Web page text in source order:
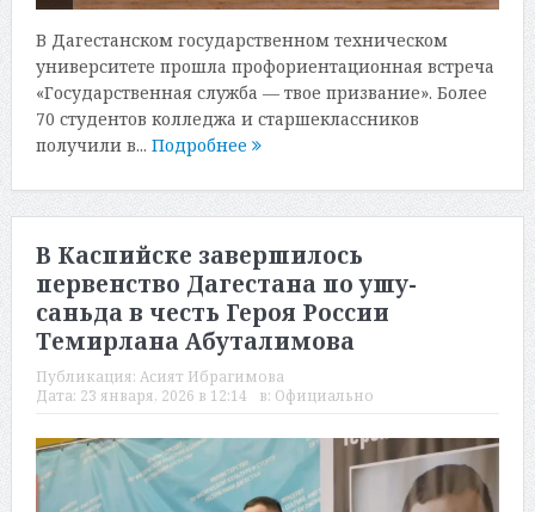
В Дагестанском государственном техническом
университете прошла профориентационная встреча
«Государственная служба — твое призвание». Более
70 студентов колледжа и старшеклассников
получили в... Подробнее
В Каспийске завершилось
первенство Дагестана по ушу-
саньда в честь Героя России
Темирлана Абуталимова
Публикация: Асият Ибрагимова
Дата: 23 января, 2026 в 12:14 в: Официально